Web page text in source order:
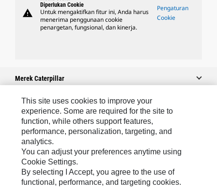
warning
Diperlukan Cookie
Untuk mengaktifkan fitur ini, Anda harus
menerima penggunaan cookie
penargetan, fungsional, dan kinerja.
Pengaturan
Cookie
Merek Caterpillar
Caterpillar.com
Hubungi Caterpillar
Preferensi Pemasaran Saya
Peta Situs
Cookie Settings
This site uses cookies to improve your
experience. Some are required for the site to
function, while others support features,
performance, personalization, targeting, and
analytics.
You can adjust your preferences anytime using
Cookie Settings.
By selecting I Accept, you agree to the use of
functional, performance, and targeting cookies.